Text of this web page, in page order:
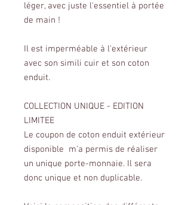
léger, avec juste l'essentiel à portée
de main !
Il est imperméable à l'extérieur
avec son simili cuir et son coton
enduit.
COLLECTION UNIQUE - EDITION
LIMITEE
Le coupon de coton enduit extérieur
disponible m'a permis de réaliser
un unique porte-monnaie. Il sera
donc unique et non duplicable.